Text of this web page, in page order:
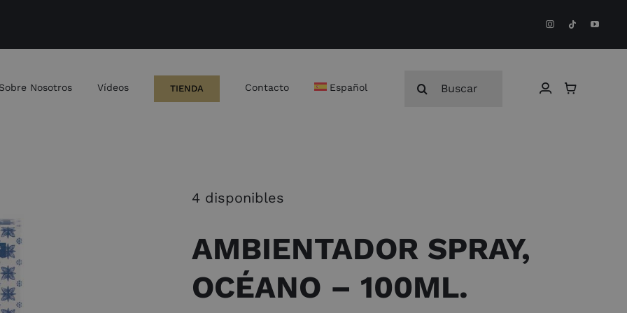
Sobre Nosotros Vídeos TIENDA Contacto Español
4 disponibles
AMBIENTADOR SPRAY,
OCÉANO – 100ML.